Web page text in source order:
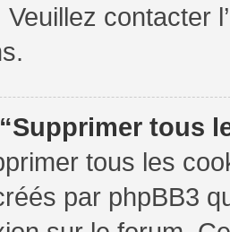
Veuillez contacter
tous
tous les
par phpBB3